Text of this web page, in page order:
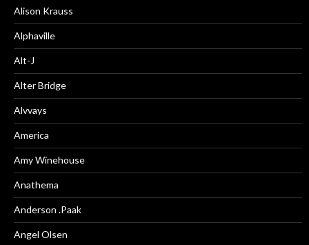
Alison Krauss
Alphaville
Alt-J
Alter Bridge
Alvvays
America
Amy Winehouse
Anathema
Anderson .Paak
Angel Olsen